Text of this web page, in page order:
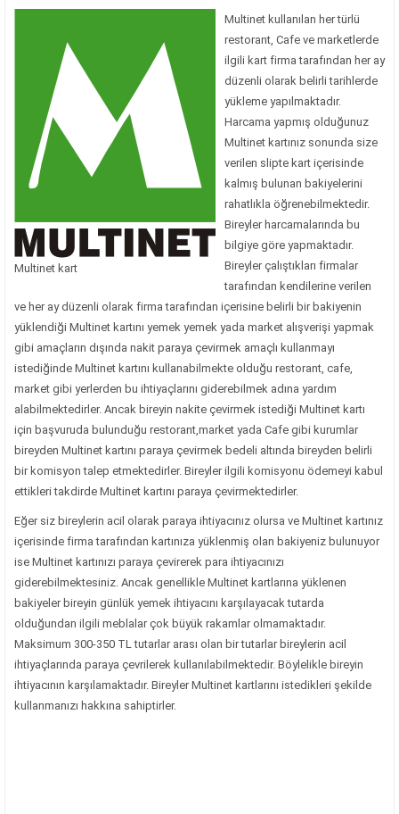
Multinet kart
Multinet kullanılan her türlü
restorant, Cafe ve marketlerde
ilgili kart firma tarafından her ay
düzenli olarak belirli tarihlerde
yükleme yapılmaktadır.
Harcama yapmış olduğunuz
Multinet kartınız sonunda size
verilen slipte kart içerisinde
kalmış bulunan bakiyelerini
rahatlıkla öğrenebilmektedir.
Bireyler harcamalarında bu
bilgiye göre yapmaktadır.
Bireyler çalıştıkları firmalar
tarafından kendilerine verilen
ve her ay düzenli olarak firma tarafından içerisine belirli bir bakiyenin
yüklendiği Multinet kartını yemek yemek yada market alışverişi yapmak
gibi amaçların dışında nakit paraya çevirmek amaçlı kullanmayı
istediğinde Multinet kartını kullanabilmekte olduğu restorant, cafe,
market gibi yerlerden bu ihtiyaçlarını giderebilmek adına yardım
alabilmektedirler. Ancak bireyin nakite çevirmek istediği Multinet kartı
için başvuruda bulunduğu restorant,market yada Cafe gibi kurumlar
bireyden Multinet kartını paraya çevirmek bedeli altında bireyden belirli
bir komisyon talep etmektedirler. Bireyler ilgili komisyonu ödemeyi kabul
ettikleri takdirde Multinet kartını paraya çevirmektedirler.
Eğer siz bireylerin acil olarak paraya ihtiyacınız olursa ve Multinet kartınız
içerisinde firma tarafından kartınıza yüklenmiş olan bakiyeniz bulunuyor
ise Multinet kartınızı paraya çevirerek para ihtiyacınızı
giderebilmektesiniz. Ancak genellikle Multinet kartlarına yüklenen
bakiyeler bireyin günlük yemek ihtiyacını karşılayacak tutarda
olduğundan ilgili meblalar çok büyük rakamlar olmamaktadır.
Maksimum 300-350 TL tutarlar arası olan bir tutarlar bireylerin acil
ihtiyaçlarında paraya çevrilerek kullanılabilmektedir. Böylelikle bireyin
ihtiyacının karşılamaktadır. Bireyler Multinet kartlarını istedikleri şekilde
kullanmanızı hakkına sahiptirler.